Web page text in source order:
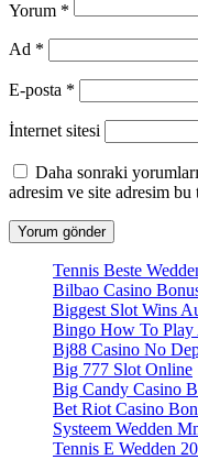
Yorum *
Ad *
E-posta *
İnternet sitesi
Daha sonraki
adresim ve site adresim bu
Tennis Beste
Bilbao Casino
Biggest Slot Wins
Bingo How To Play
Bj88 Casino No
Big 777 Slot Online
Big Candy Casino
Bet Riot Casino
Systeem Wedden
Tennis E Wedden